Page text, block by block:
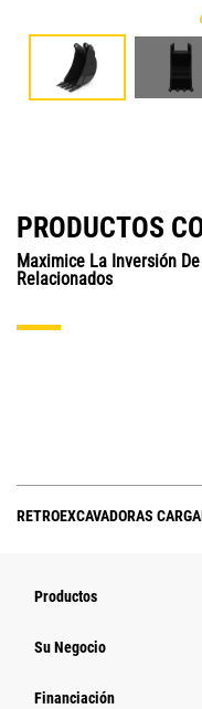
PRODUCTOS
Maximice La Inversión
Relacionados
RETROEXCAVADORAS
Productos
Su Negocio
Financiación